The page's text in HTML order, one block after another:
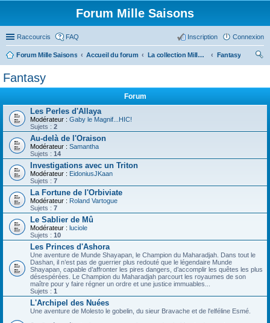
Forum Mille Saisons
Raccourcis FAQ Connexion
Inscription
Forum Mille Saisons Accueil du forum La collection Mille Saisons
Fantasy
Fantasy
Forum
Les Perles d'Allaya
Modérateur : Gaby le Magnif...HIC!
Sujets : 2
Au-delà de l'Oraison
Modérateur : Samantha
Sujets : 14
Investigations avec un Triton
Modérateur : EidoniusJKaan
Sujets : 7
La Fortune de l'Orbiviate
Modérateur : Roland Vartogue
Sujets : 7
Le Sablier de Mû
Modérateur : luciole
Sujets : 10
Les Princes d'Ashora
Une aventure de Munde Shayapan, le Champion du Maharadjah. Dans tout le
Dashan, il n’est pas de guerrier plus redouté que le légendaire Munde
Shayapan, capable d’affronter les pires dangers, d’accomplir les quêtes les plus
désespérées. Le Champion du Maharadjah parcourt les royaumes de son
maître pour y faire régner un ordre et une justice immuables...
Sujets : 1
L'Archipel des Nuées
Une aventure de Molesto le gobelin, du sieur Bravache et de l'elféline Esmé.